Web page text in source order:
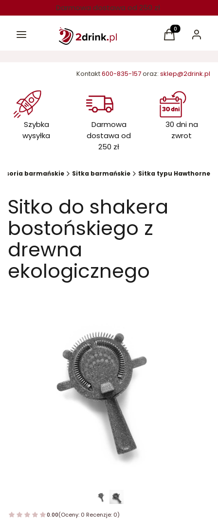
Darmowa dostawa od 250 zł
Menu Produkty w
Koszyk Zaloguj
Kontakt600-835-157oraz: sklep@2drink.pl
Szybka
wysyłka
Darmowa
dostawa od
250 zł
30 dni na
zwrot
barmańskie Sitka barmańskie Sitka typu Hawthorne
Sitko do shakera
bostońskiego z
drewna
ekologicznego
0.00(Oceny: 0 Recenzje: 0)